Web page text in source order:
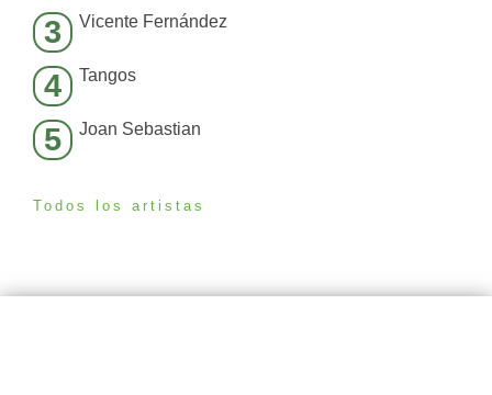
3 Vicente Fernández
4 Tangos
5 Joan Sebastian
Todos los artistas